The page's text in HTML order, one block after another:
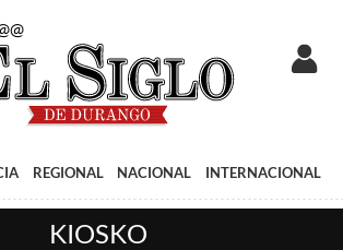
REGIONAL NACIONAL INTERNACIONAL
KIOSKO